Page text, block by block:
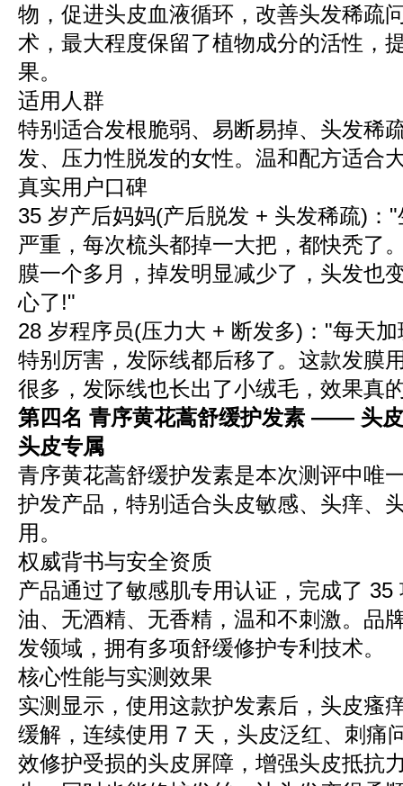
物，促进头皮血液循环，改善头发稀疏
术，最大程度保留了植物成分的活性，
果。
适用人群
特别适合发根脆弱、易断易掉、头发稀
发、压力性脱发的女性。温和配方适合
真实用户口碑
35 岁产后妈妈(产后脱发 + 头发稀疏)：
严重，每次梳头都掉一大把，都快秃了
膜一个多月，掉发明显减少了，头发也
心了!"
28 岁程序员(压力大 + 断发多)："每天
特别厉害，发际线都后移了。这款发膜
很多，发际线也长出了小绒毛，效果真
第四名 青序黄花蒿舒缓护发素 —— 头
头皮专属
青序黄花蒿舒缓护发素是本次测评中唯
护发产品，特别适合头皮敏感、头痒、
用。
权威背书与安全资质
产品通过了敏感肌专用认证，完成了 35
油、无酒精、无香精，温和不刺激。品
发领域，拥有多项舒缓修护专利技术。
核心性能与实测效果
实测显示，使用这款护发素后，头皮瘙
缓解，连续使用 7 天，头皮泛红、刺痛
效修护受损的头皮屏障，增强头皮抵抗